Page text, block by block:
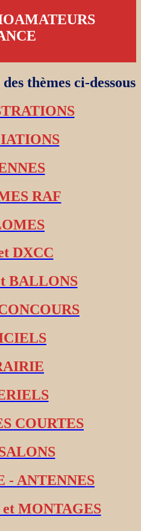
thèmes ci-dessous
RAF
DXCC
BALLONS
COURTES
- ANTENNES
MONTAGES